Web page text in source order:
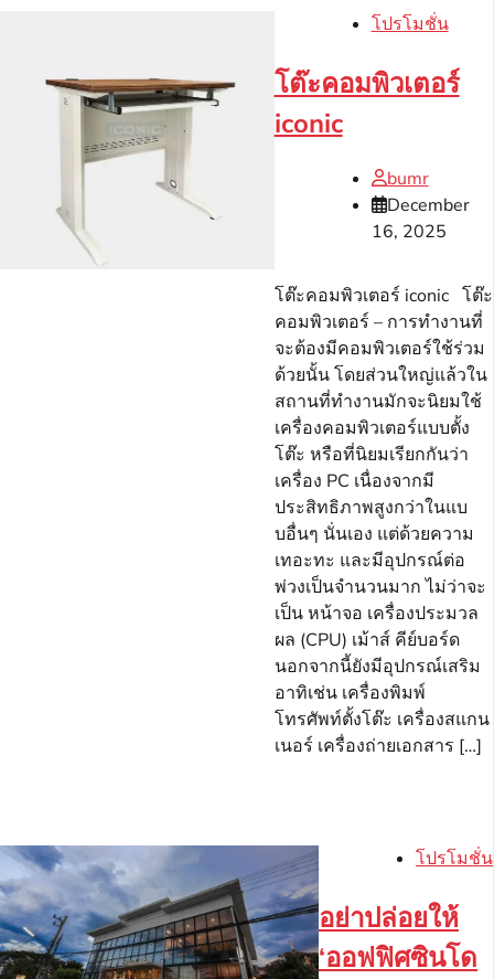
โปรโมชั่น
โต๊ะคอมพิวเตอร์
iconic
bumr
December
16, 2025
โต๊ะคอมพิวเตอร์ iconic โต๊ะ
คอมพิวเตอร์ – การทำงานที่
จะต้องมีคอมพิวเตอร์ใช้ร่วม
ด้วยนั้น โดยส่วนใหญ่แล้วใน
สถานที่ทำงานมักจะนิยมใช้
เครื่องคอมพิวเตอร์แบบตั้ง
โต๊ะ หรือที่นิยมเรียกกันว่า
เครื่อง PC เนื่องจากมี
ประสิทธิภาพสูงกว่าในแบ
บอื่นๆ นั่นเอง แต่ด้วยความ
เทอะทะ และมีอุปกรณ์ต่อ
พ่วงเป็นจำนวนมาก ไม่ว่าจะ
เป็น หน้าจอ เครื่องประมวล
ผล (CPU) เม้าส์ คีย์บอร์ด
นอกจากนี้ยังมีอุปกรณ์เสริม
อาทิเช่น เครื่องพิมพ์
โทรศัพท์ตั้งโต๊ะ เครื่องสแกน
เนอร์ เครื่องถ่ายเอกสาร […]
โปรโมชั่น
อย่าปล่อยให้
‘ออฟฟิศซินโด